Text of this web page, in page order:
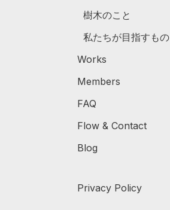
樹木のこと
私たちが目指すもの
Works
Members
FAQ
Flow & Contact
Blog
Privacy Policy